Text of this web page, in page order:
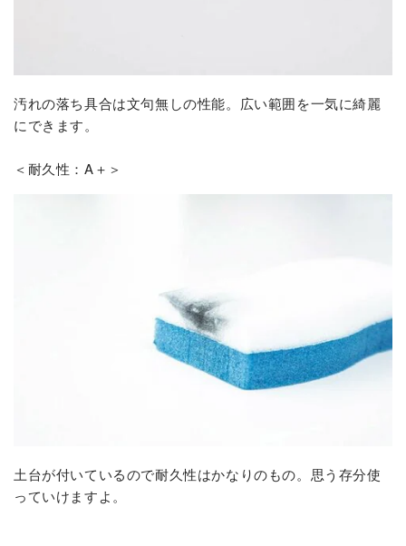
汚れの落ち具合は文句無しの性能。広い範囲を一気に綺麗
にできます。
＜耐久性：A＋＞
土台が付いているので耐久性はかなりのもの。思う存分使
っていけますよ。